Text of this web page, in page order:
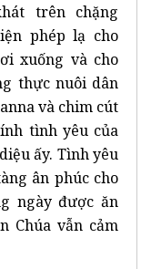
trên chặng
phép lạ cho
xuống và cho
thực nuôi dân
và chim cút
tình yêu của
ấy. Tình yêu
ân phúc cho
ngày được ăn
Chúa vẫn cảm